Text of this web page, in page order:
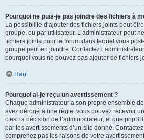
Pourquoi ne puis-je pas joindre des fichiers à
La possibilité d’ajouter des fichiers joints peut
groupe, ou par utilisateur. L’administrateur peut
fichiers joints pour le forum dans lequel vous
groupe peut en joindre. Contactez
pourquoi vous ne pouvez pas ajouter de fichiers
Haut
Pourquoi ai-je reçu un avertissement ?
Chaque administrateur a son propre ensemble
avez dérogé à une règle, vous pouvez recevoir
c’est la décision de l’administrateur, et que
par les avertissements d’un site donné.
comprenez pas les raisons de votre